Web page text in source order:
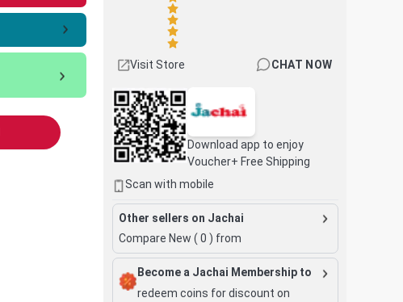
Visit Store CHAT NOW
Download app to enjoy
Voucher+ Free Shipping
Scan with mobile
Other sellers on Jachai
Compare New ( 0 ) from
Become a Jachai Membership to
redeem coins for discount on